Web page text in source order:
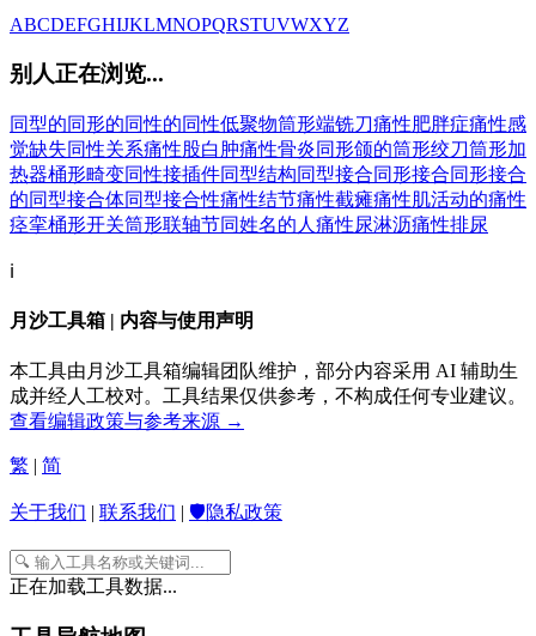
ABCDEFGHIJKLMNOPQRSTUVWXYZ
别人正在浏览...
同型的同形的同性的同性低聚物筒形端铣刀痛性肥胖症痛性感
觉缺失同性关系痛性股白肿痛性骨炎同形颌的筒形绞刀筒形加
热器桶形畸变同性接插件同型结构同型接合同形接合同形接合
的同型接合体同型接合性痛性结节痛性截瘫痛性肌活动的痛性
痉挛桶形开关筒形联轴节同姓名的人 痛性尿淋沥痛性排尿
ℹ️
月沙工具箱 | 内容与使用声明
本工具由月沙工具箱编辑团队维护，部分内容采用 AI 辅助生
成并经人工校对。工具结果仅供参考，不构成任何专业建议。
查看编辑政策与参考来源 →
繁 | 简
关于我们 | 联系我们 | 🛡️隐私政策
正在加载工具数据...